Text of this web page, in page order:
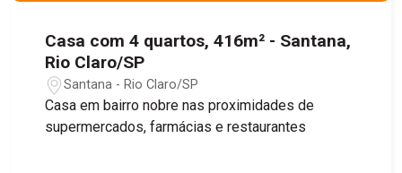
Casa com 4 quartos, 416m² - Santana,
Rio Claro/SP
Santana - Rio Claro/SP
Casa em bairro nobre nas proximidades de
supermercados, farmácias e restaurantes